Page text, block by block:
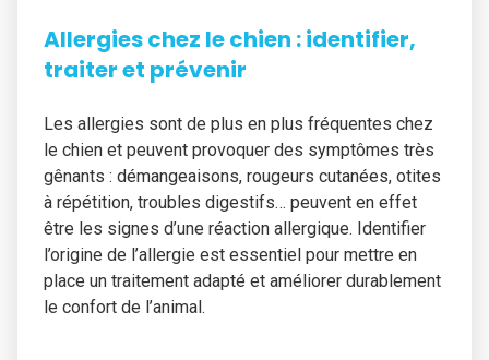
Allergies chez le chien : identifier,
traiter et prévenir
Les allergies sont de plus en plus fréquentes chez
le chien et peuvent provoquer des symptômes très
gênants : démangeaisons, rougeurs cutanées, otites
à répétition, troubles digestifs… peuvent en effet
être les signes d’une réaction allergique. Identifier
l’origine de l’allergie est essentiel pour mettre en
place un traitement adapté et améliorer durablement
le confort de l’animal.